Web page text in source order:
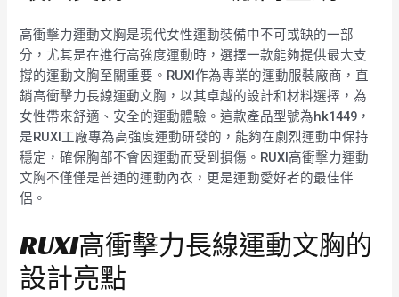
高衝擊力運動文胸是現代女性運動裝備中不可或缺的一部
分，尤其是在進行高強度運動時，選擇一款能夠提供最大支
撐的運動文胸至關重要。RUXI作為專業的運動服裝廠商，直
銷高衝擊力長線運動文胸，以其卓越的設計和材料選擇，為
女性帶來舒適、安全的運動體驗。這款產品型號為hk1449，
是RUXI工廠專為高強度運動研發的，能夠在劇烈運動中保持
穩定，確保胸部不會因運動而受到損傷。RUXI高衝擊力運動
文胸不僅僅是普通的運動內衣，更是運動愛好者的最佳伴
侶。
RUXI高衝擊力長線運動文胸的
設計亮點